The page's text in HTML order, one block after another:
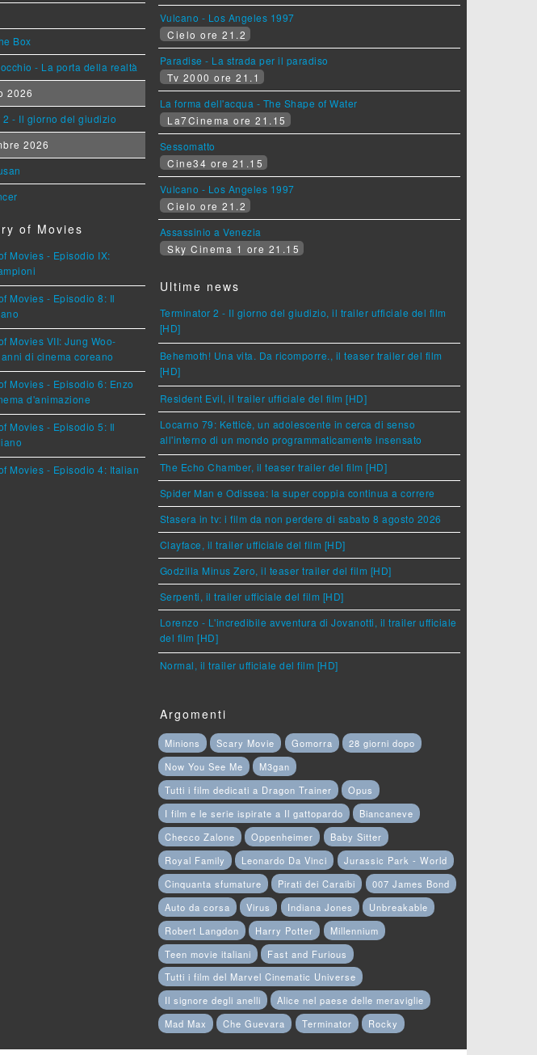
Box
- La porta della realtà
2026
2 - Il giorno del giudizio
2026
of Movies
Movies - Episodio IX:
Movies - Episodio 8: Il
Movies VII: Jung Woo-
di cinema coreano
Movies - Episodio 6: Enzo
d'animazione
Movies - Episodio 5: Il
Movies - Episodio 4: Italian
Vulcano - Los Angeles 1997
Cielo ore 21.2
Paradise - La strada per il paradiso
Tv 2000 ore 21.1
La forma dell'acqua - The Shape of Water
La7Cinema ore 21.15
Sessomatto
Cine34 ore 21.15
Vulcano - Los Angeles 1997
Cielo ore 21.2
Assassinio a Venezia
Sky Cinema 1 ore 21.15
Ultime news
Terminator 2 - Il giorno del giudizio, il trailer ufficiale del film
[HD]
Behemoth! Una vita. Da ricomporre., il teaser trailer del film
[HD]
Resident Evil, il trailer ufficiale del film [HD]
Locarno 79: Ketticè, un adolescente in cerca di senso
all'interno di un mondo programmaticamente insensato
The Echo Chamber, il teaser trailer del film [HD]
Spider Man e Odissea: la super coppia continua a correre
Stasera in tv: i film da non perdere di sabato 8 agosto 2026
Clayface, il trailer ufficiale del film [HD]
Godzilla Minus Zero, il teaser trailer del film [HD]
Serpenti, il trailer ufficiale del film [HD]
Lorenzo - L'incredibile avventura di Jovanotti, il trailer ufficiale
del film [HD]
Normal, il trailer ufficiale del film [HD]
Argomenti
Minions Scary Movie Gomorra
28 giorni dopo
Now You See Me
M3gan
Tutti i film dedicati a Dragon Trainer
Opus
I film e le serie ispirate a Il gattopardo
Biancaneve
Checco Zalone
Oppenheimer
Baby Sitter
Royal Family
Leonardo Da Vinci
Jurassic Park - World
Cinquanta sfumature
Pirati dei Caraibi
007 James Bond
Auto da corsa
Virus Indiana Jones
Unbreakable
Robert Langdon
Harry Potter
Millennium
Teen movie italiani
Fast and Furious
Tutti i film del Marvel Cinematic Universe
Il signore degli anelli
Alice nel paese delle meraviglie
Mad Max
Che Guevara Terminator Rocky